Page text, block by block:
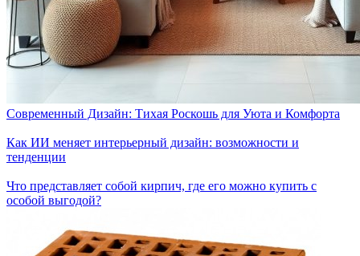
Современный Дизайн: Тихая Роскошь для Уюта и Комфорта
Как ИИ меняет интерьерный дизайн: возможности и
тенденции
Что представляет собой кирпич, где его можно купить с
особой выгодой?